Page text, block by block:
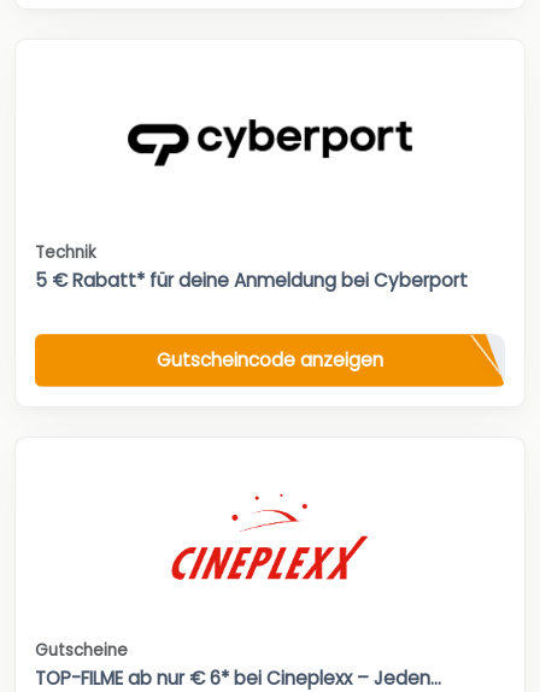
Technik
5 € Rabatt* für deine Anmeldung bei Cyberport
Gutscheincode anzeigen
Gutscheine
TOP-FILME ab nur € 6* bei Cineplexx – Jeden...